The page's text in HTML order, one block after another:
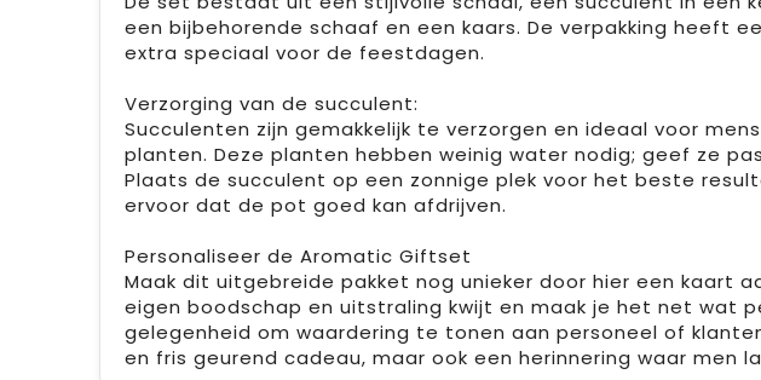
een bijbehorende schaaf en een kaars. De verpakking heeft
extra speciaal voor de feestdagen.
Verzorging van de succulent:
Succulenten zijn gemakkelijk te verzorgen en ideaal voor
planten. Deze planten hebben weinig water nodig; geef ze
Plaats de succulent op een zonnige plek voor het beste
ervoor dat de pot goed kan afdrijven.
Personaliseer de Aromatic Giftset
Maak dit uitgebreide pakket nog unieker door hier een kaart
eigen boodschap en uitstraling kwijt en maak je het net wat
gelegenheid om waardering te tonen aan personeel of
en fris geurend cadeau, maar ook een herinnering waar men